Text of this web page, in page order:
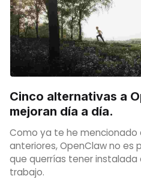
Cinco alternativas a
mejoran día a día.
Como ya te he mencionado
anteriores, OpenClaw no es
que querrías tener
trabajo.